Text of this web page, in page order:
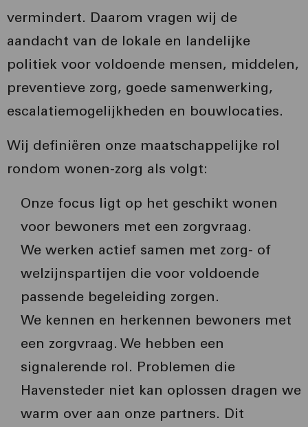
vermindert. Daarom vragen wij de
aandacht van de lokale en landelijke
politiek voor voldoende mensen, middelen,
preventieve zorg, goede samenwerking,
escalatiemogelijkheden en bouwlocaties.
Wij definiëren onze maatschappelijke rol
rondom wonen-zorg als volgt:
Onze focus ligt op het geschikt wonen
voor bewoners met een zorgvraag.
We werken actief samen met zorg- of
welzijnspartijen die voor voldoende
passende begeleiding zorgen.
We kennen en herkennen bewoners met
een zorgvraag. We hebben een
signalerende rol. Problemen die
Havensteder niet kan oplossen dragen we
warm over aan onze partners. Dit